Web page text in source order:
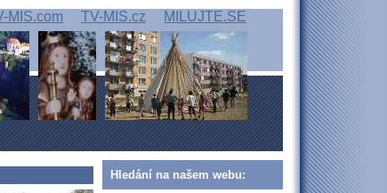
MIS.com TV-MIS.cz MILUJTE.SE
Hledání na našem webu: